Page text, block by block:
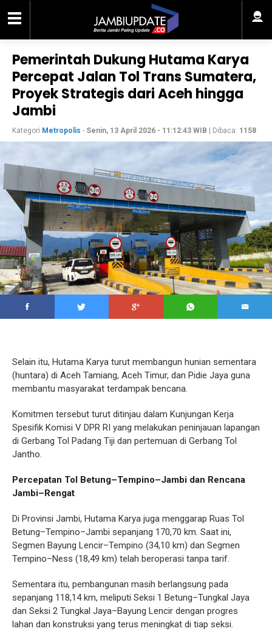
Pemerintah Dukung Hutama Karya
Percepat Jalan Tol Trans Sumatera,
Proyek Strategis dari Aceh hingga
Jambi
Kategori Metropolis - Senin, 13 April 2026 - 11:12:43 WIB | Dibaca: 1158
Selain itu, Hutama Karya turut membangun hunian sementara
(huntara) di Aceh Tamiang, Aceh Timur, dan Pidie Jaya guna
membantu masyarakat terdampak bencana.
Komitmen tersebut turut ditinjau dalam Kunjungan Kerja
Spesifik Komisi V DPR RI yang melakukan peninjauan lapangan
di Gerbang Tol Padang Tiji dan pertemuan di Gerbang Tol
Jantho.
Percepatan Tol Betung–Tempino–Jambi dan Rencana
Jambi–Rengat
Di Provinsi Jambi, Hutama Karya juga menggarap Ruas Tol
Betung–Tempino–Jambi sepanjang 170,70 km. Saat ini,
Segmen Bayung Lencir–Tempino (34,10 km) dan Segmen
Tempino–Ness (18,49 km) telah beroperasi tanpa tarif.
Sementara itu, pembangunan masih berlangsung pada
sepanjang 118,14 km, meliputi Seksi 1 Betung–Tungkal Jaya
dan Seksi 2 Tungkal Jaya–Bayung Lencir dengan progres
lahan dan konstruksi yang terus meningkat di tiap seksi.